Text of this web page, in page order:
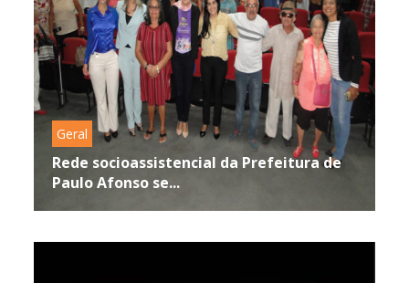
Geral
Rede socioassistencial da Prefeitura de
Paulo Afonso se...